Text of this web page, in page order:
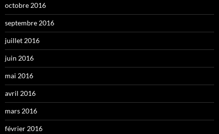
octobre 2016
septembre 2016
juillet 2016
juin 2016
mai 2016
avril 2016
mars 2016
février 2016